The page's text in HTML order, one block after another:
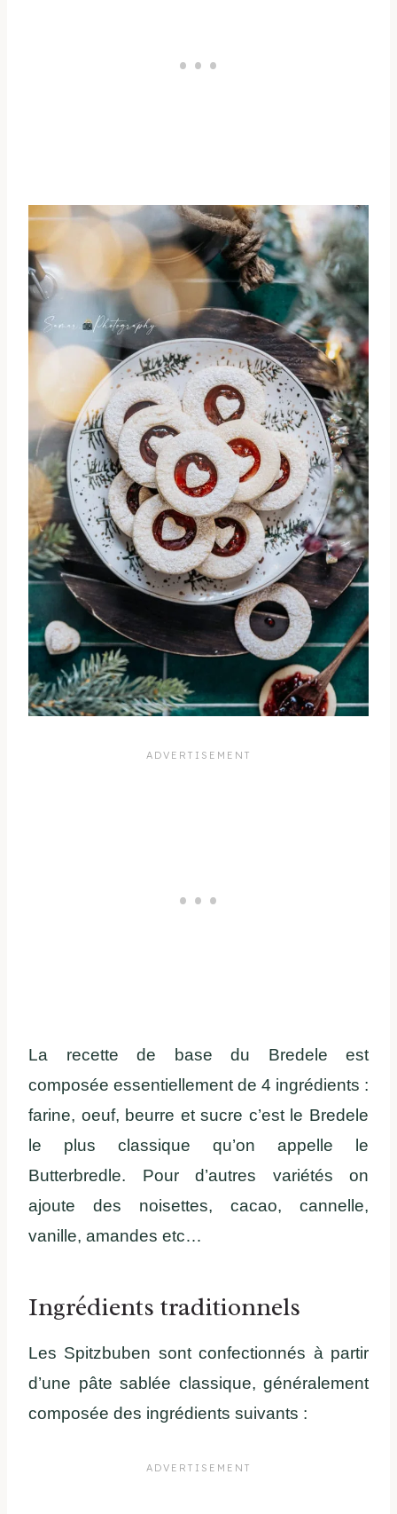
La recette de base du Bredele est
composée essentiellement de 4 ingrédients :
farine, oeuf, beurre et sucre c’est le Bredele
le plus classique qu’on appelle le
Butterbredle. Pour d’autres variétés on
ajoute des noisettes, cacao, cannelle,
vanille, amandes etc…
Ingrédients traditionnels
Les Spitzbuben sont confectionnés à partir
d’une pâte sablée classique, généralement
composée des ingrédients suivants :